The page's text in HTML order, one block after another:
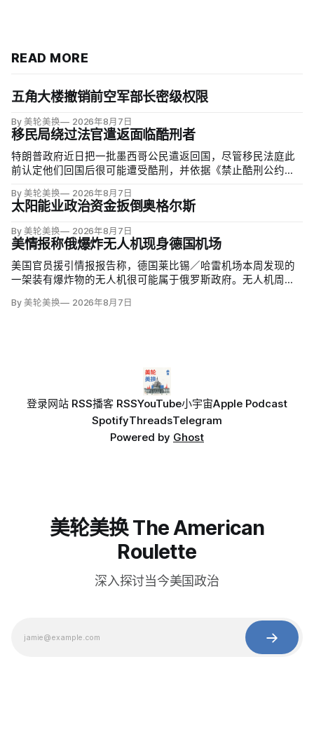
READ MORE
五角大楼撤销前空军部长密级权限
By 美轮美换 2026年8月7日
移民局绕过法官遣返面临酷刑者
特朗普政府近日把一批墨西哥公民遣返回国，尽管移民法庭此
前认定他们回国后很可能遭受酷刑，并依据《禁止酷刑公约》
文图雷拉（David Venturella）凭国务院从墨西哥政府取得的
「不受伤害」外交保证，单方面撤销保护；
By 美轮美换 2026年8月7日
太阳能业政治资金扳倒奥格尔斯
By 美轮美换 2026年8月7日
美情报称俄爆炸无人机现身德国机场
美国官员援引情报报告称，德国莱比锡／哈雷机场本周发现的
一架装有爆炸物的无人机很可能属于俄罗斯政府。无人机周二
此关闭整夜；当局还调查另一不明物体，该物体在一架货机中
By 美轮美换 2026年8月7日
登录网站 RSS播客 RSSYouTube小宇宙Apple Podcast
SpotifyThreadsTelegram
Powered by Ghost
美轮美换 The American
Roulette
深入探讨当今美国政治